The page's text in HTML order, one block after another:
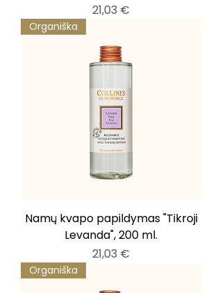
Kaina
21,03 €
Organiška
Namų kvapo papildymas "Tikroji
Levanda", 200 ml.
Kaina
21,03 €
Organiška